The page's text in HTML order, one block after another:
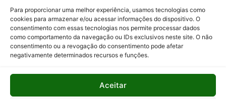
Para proporcionar uma melhor experiência, usamos tecnologias como
cookies para armazenar e/ou acessar informações do dispositivo. O
consentimento com essas tecnologias nos permite processar dados
como comportamento da navegação ou IDs exclusivos neste site. O não
consentimento ou a revogação do consentimento pode afetar
negativamente determinados recursos e funções.
Aceitar
Programas
e Ações
Relatório
Anual de
da
Auditoria